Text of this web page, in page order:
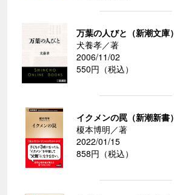
万葉の人びと（新潮文庫）
犬養孝／著
2006/11/02
550円（税込）
イクメンの罠（新潮新書）
榎本博明／著
2022/01/15
858円（税込）